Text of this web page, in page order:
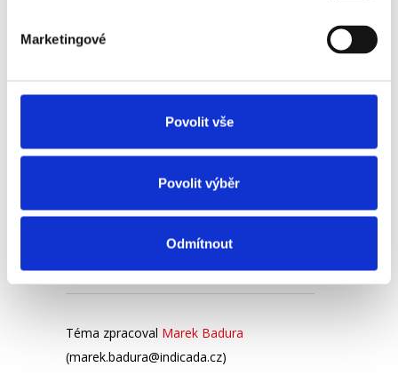
Marketingové
Povolit vše
Povolit výběr
Odmítnout
Nestěžujte si a
Nemůžete si myslet, že budete mít hezké
vztahy s někým, koho za jeho zády
pomluvy k vašemu nadřízenému nikdy
nedostanou, to, jak o něm mluvíte v
soukromí, svým způsobem ovlivňuje váš
Téma zpracoval Marek Badura
(marek.badura@indicada.cz)